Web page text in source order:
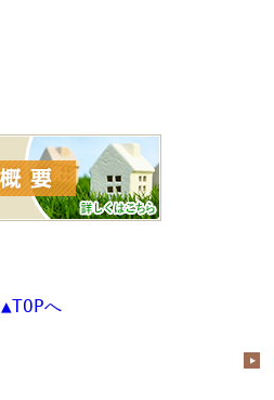
▲TOPへ